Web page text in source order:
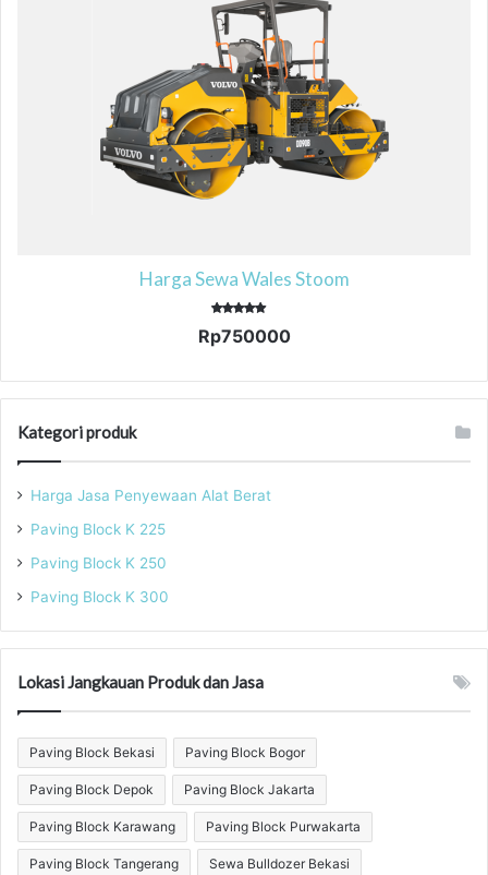
Harga Sewa Wales Stoom
5.00
Rp750000
Kategori produk
Harga Jasa Penyewaan Alat Berat
Paving Block K 225
Paving Block K 250
Paving Block K 300
Lokasi Jangkauan Produk dan Jasa
Paving Block Bekasi Paving Block Bogor
Paving Block Depok Paving Block Jakarta
Paving Block Karawang Paving Block Purwakarta
Paving Block Tangerang Sewa Bulldozer Bekasi